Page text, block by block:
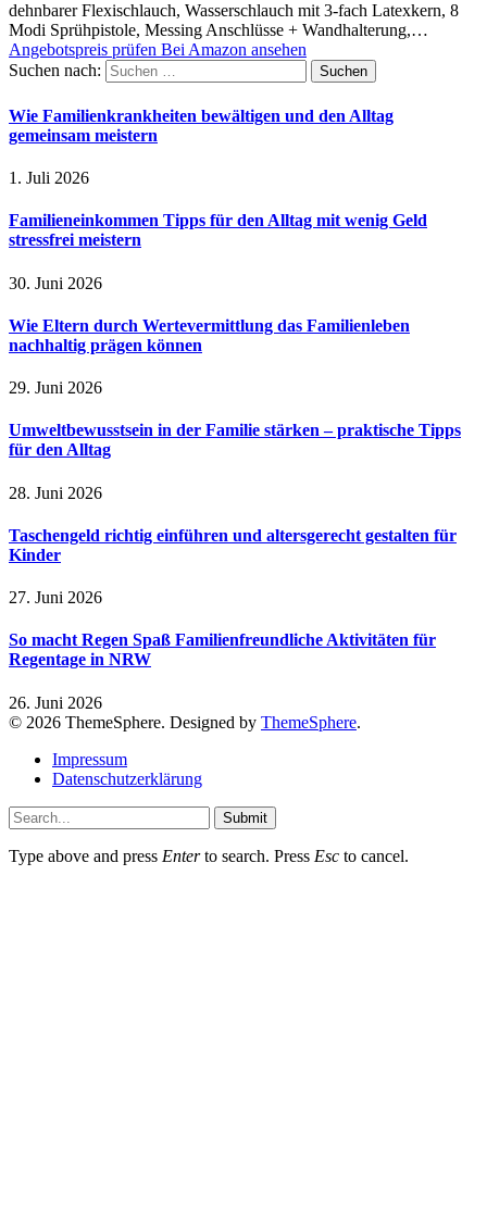
dehnbarer Flexischlauch, Wasserschlauch mit 3-fach Latexkern, 8
Modi Sprühpistole, Messing Anschlüsse + Wandhalterung,…
Angebotspreis prüfen Bei Amazon ansehen
Suchen nach:
Wie Familienkrankheiten bewältigen und den Alltag
gemeinsam meistern
1. Juli 2026
Familieneinkommen Tipps für den Alltag mit wenig Geld
stressfrei meistern
30. Juni 2026
Wie Eltern durch Wertevermittlung das Familienleben
nachhaltig prägen können
29. Juni 2026
Umweltbewusstsein in der Familie stärken – praktische Tipps
für den Alltag
28. Juni 2026
Taschengeld richtig einführen und altersgerecht gestalten für
Kinder
27. Juni 2026
So macht Regen Spaß Familienfreundliche Aktivitäten für
Regentage in NRW
26. Juni 2026
© 2026 ThemeSphere. Designed by ThemeSphere.
Impressum
Datenschutzerklärung
Submit
Type above and press Enterto search. Press Esc to cancel.